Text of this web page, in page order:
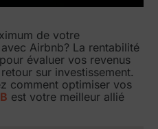
de votre
Airbnb? La rentabilité
évaluer vos revenus
sur investissement.
comment optimiser vos
est votre meilleur allié